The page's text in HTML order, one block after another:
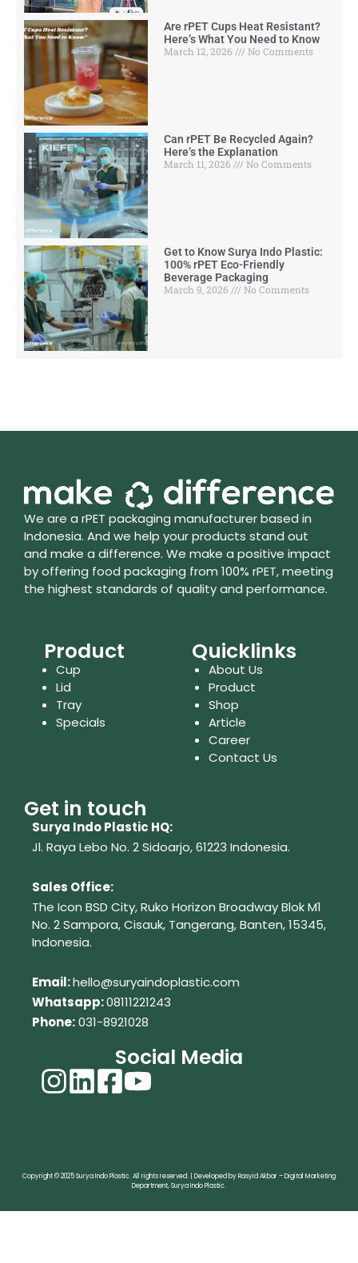
Are rPET Cups Heat Resistant?
Here’s What You Need to Know
March 12, 2026
No Comments
Can rPET Be Recycled Again?
Here’s the Explanation
March 11, 2026
No Comments
Get to Know Surya Indo Plastic:
100% rPET Eco-Friendly
Beverage Packaging
March 9, 2026
No Comments
We are a rPET packaging manufacturer based in
Indonesia. And we help your products stand out
and make a difference. We make a positive impact
by offering food packaging from 100% rPET, meeting
the highest standards of quality and performance.
Product
Cup
Lid
Tray
Specials
Quicklinks
About Us
Product
Shop
Article
Career
Contact Us
Get in touch
Surya Indo Plastic HQ:
Jl. Raya Lebo No. 2 Sidoarjo, 61223 Indonesia.
Sales Office:
The Icon BSD City, Ruko Horizon Broadway Blok M1
No. 2Sampora, Cisauk, Tangerang,Banten, 15345,
Indonesia.
Email:hello@suryaindoplastic.com
Whatsapp:08111221243
Phone:031-8921028
Social Media
Copyright © 2025 Surya Indo Plastic. All rights reserved. | Developed by Rasyid Akbar – Digital Marketing
Department, Surya Indo Plastic.